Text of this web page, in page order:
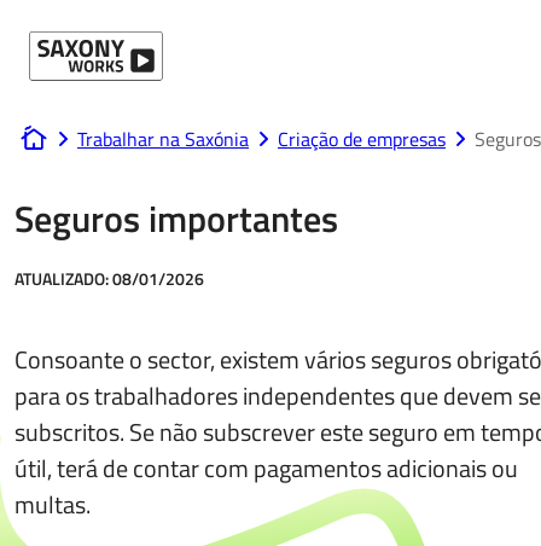
www.saxony-works.com
Trabalhar na Saxónia Criação de empresas
Seguros importantes
ATUALIZADO:08/01/2026
Consoante o sector, existem vários seguros
para os trabalhadores independentes que devem
subscritos. Se não subscrever este seguro em
útil, terá de contar com pagamentos adicionais ou
multas.